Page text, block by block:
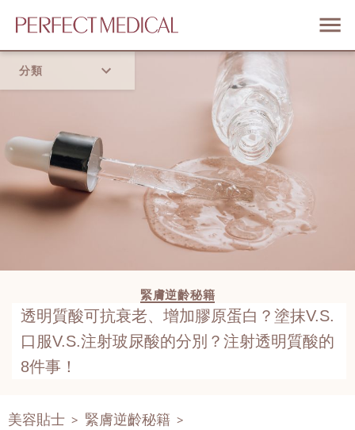
分類
流行趨勢
緊膚逆齡秘籍
透明質酸可抗衰老、增加膠原蛋白？塗抹V.S.
口服V.S.注射玻尿酸的分別？注射透明質酸的
8件事！
美容貼士 > 緊膚逆齡秘籍 >